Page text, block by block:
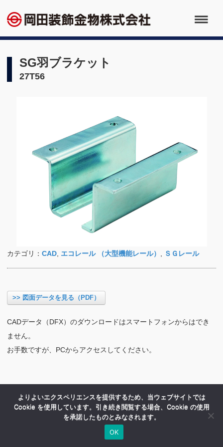
SG羽ブラケット
27T56
カテゴリ： CAD エコレール （大型機能レール） ＳＧレール
>> 図面データを見る（PDF）
CADデータ（DFX）のダウンロードはスマートフォンからはでき
ません。
お手数ですが、PCからアクセスしてください。
よりよいエクスペリエンスを提供するため、当ウェブサイトでは
Cookie を使用しています。引き続き閲覧する場合、Cookie の使用
を承諾したものとみなされます。
OK